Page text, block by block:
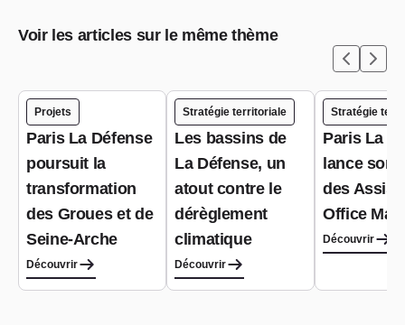
Voir les articles sur le même thème
Projets
Paris La Défense
poursuit la
transformation
des Groues et de
Seine-Arche
Découvrir
Stratégie territoriale
Les bassins de
La Défense, un
atout contre le
dérèglement
climatique
Découvrir
Stratégie
Paris La
lance son
des
Office
Découvrir